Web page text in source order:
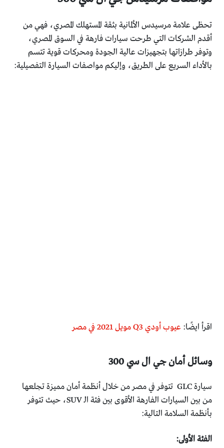
تحظى علامة مرسيدس الألمانية بثقة المستهلك المصري، فهي من
أقدم الشركات التي طرحت سيارات فارهة في السوق المصري،
وتوفر طرازاتها بتجهيزات عالية الجودة ومحركات قوية تتسم
بالأداء السريع على الطريق، وإليكم مواصفات السيارة التفصيلية:
اقرأ ايضًا: عيوب أودي Q3 مويل 2021 في مصر
وسائل أمان جي ال سي 300
سيارة GLC تتوفر في مصر من خلال أنظمة أمان مميزة تجلعها
من بين السيارات الفارهة الأقوى بين فئة الـ SUV، حيث تتوفر
بأنظمة السلامة التالية:
الفئة الأولى: